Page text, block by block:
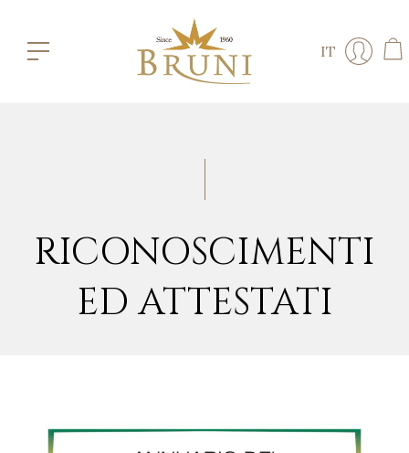
IT
RICONOSCIMENTI
ED ATTESTATI